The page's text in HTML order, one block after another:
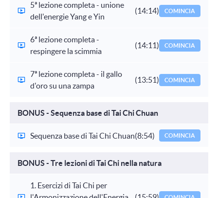
5ª lezione completa - unione
dell'energie Yang e Yin
(14:14) COMINCIA
6ª lezione completa -
respingere la scimmia
(14:11) COMINCIA
7ª lezione completa - il gallo
d'oro su una zampa
(13:51) COMINCIA
BONUS - Sequenza base di Tai Chi Chuan
Sequenza base di Tai Chi Chuan(8:54) COMINCIA
BONUS - Tre lezioni di Tai Chi nella natura
1. Esercizi di Tai Chi per